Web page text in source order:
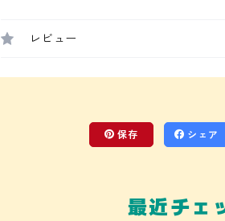
レビュー
保存 シェア
最近チェ